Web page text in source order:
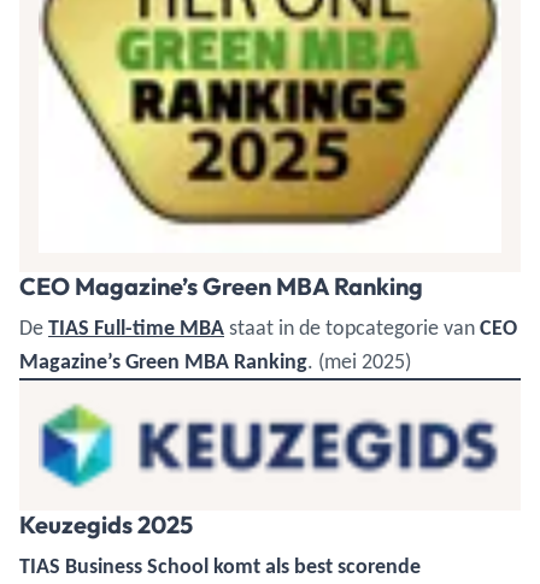
CEO Magazine’s Green MBA Ranking
DeTIAS Full-time MBAstaat in de topcategorie vanCEO
Magazine’s Green MBA Ranking. (mei 2025)
Keuzegids 2025
TIAS Business School komt als best scorende